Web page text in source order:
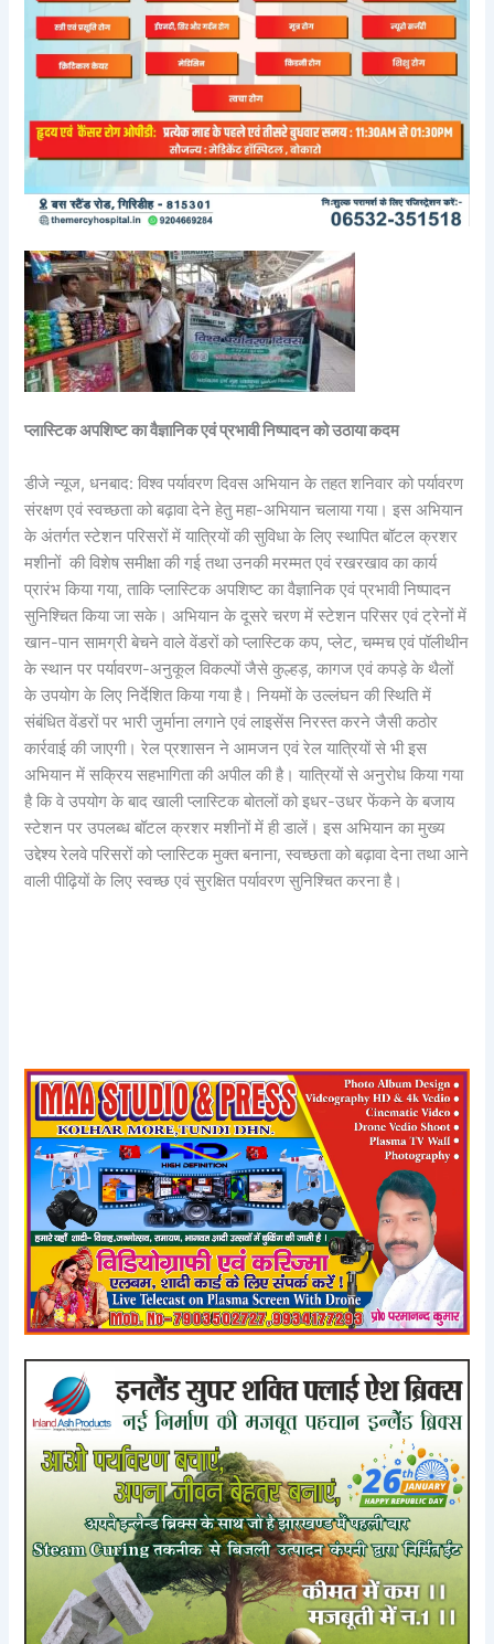
प्लास्टिक अपशिष्ट का वैज्ञानिक एवं प्रभावी निष्पादन को उठाया कदम
डीजे न्यूज, धनबाद: विश्व पर्यावरण दिवस अभियान के तहत शनिवार को पर्यावरण
संरक्षण एवं स्वच्छता को बढ़ावा देने हेतु महा-अभियान चलाया गया। इस अभियान
के अंतर्गत स्टेशन परिसरों में यात्रियों की सुविधा के लिए स्थापित बॉटल क्रशर
मशीनों की विशेष समीक्षा की गई तथा उनकी मरम्मत एवं रखरखाव का कार्य
प्रारंभ किया गया, ताकि प्लास्टिक अपशिष्ट का वैज्ञानिक एवं प्रभावी निष्पादन
सुनिश्चित किया जा सके। अभियान के दूसरे चरण में स्टेशन परिसर एवं ट्रेनों में
खान-पान सामग्री बेचने वाले वेंडरों को प्लास्टिक कप, प्लेट, चम्मच एवं पॉलीथीन
के स्थान पर पर्यावरण-अनुकूल विकल्पों जैसे कुल्हड़, कागज एवं कपड़े के थैलों
के उपयोग के लिए निर्देशित किया गया है। नियमों के उल्लंघन की स्थिति में
संबंधित वेंडरों पर भारी जुर्माना लगाने एवं लाइसेंस निरस्त करने जैसी कठोर
कार्रवाई की जाएगी। रेल प्रशासन ने आमजन एवं रेल यात्रियों से भी इस
अभियान में सक्रिय सहभागिता की अपील की है। यात्रियों से अनुरोध किया गया
है कि वे उपयोग के बाद खाली प्लास्टिक बोतलों को इधर-उधर फेंकने के बजाय
स्टेशन पर उपलब्ध बॉटल क्रशर मशीनों में ही डालें। इस अभियान का मुख्य
उद्देश्य रेलवे परिसरों को प्लास्टिक मुक्त बनाना, स्वच्छता को बढ़ावा देना तथा आने
वाली पीढ़ियों के लिए स्वच्छ एवं सुरक्षित पर्यावरण सुनिश्चित करना है।